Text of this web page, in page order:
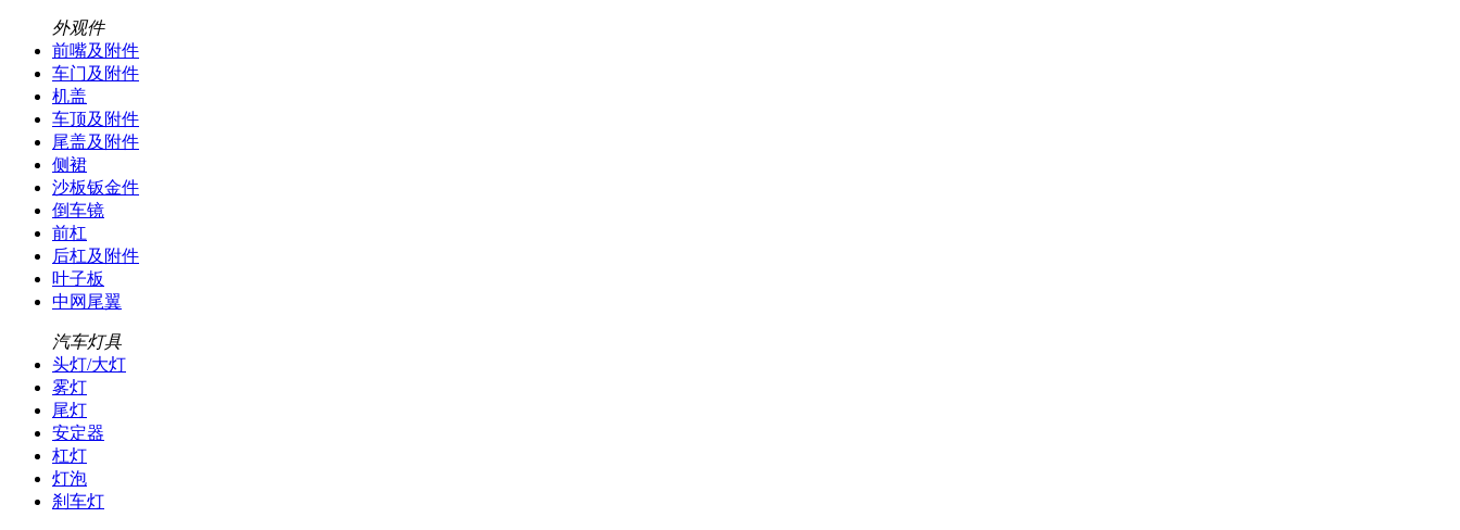
外观件
前嘴及附件
车门及附件
机盖
车顶及附件
尾盖及附件
侧裙
沙板钣金件
倒车镜
前杠
后杠及附件
叶子板
中网尾翼
汽车灯具
头灯/大灯
雾灯
尾灯
安定器
杠灯
灯泡
刹车灯